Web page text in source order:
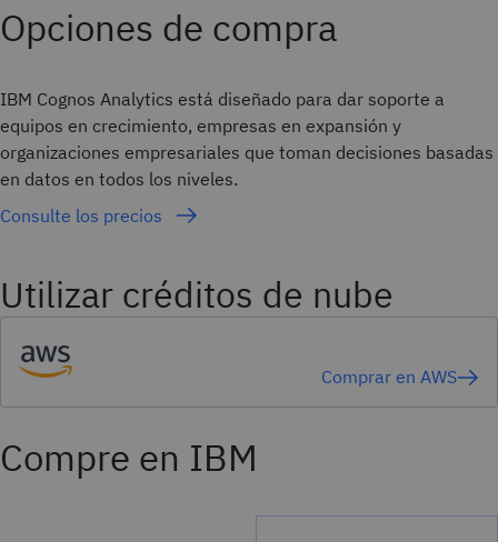
Opciones de compra
IBM Cognos Analytics está diseñado para dar soporte a
equipos en crecimiento, empresas en expansión y
organizaciones empresariales que toman decisiones basadas
en datos en todos los niveles.
Consulte los precios
Utilizar créditos de nube
Comprar en AWS
Compre en IBM